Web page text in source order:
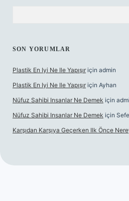
SON YORUMLAR
Plastik En Iyi Ne Ile Yapışır için admin
Plastik En Iyi Ne Ile Yapışır için Ayhan
Nüfuz Sahibi Insanlar Ne Demek için
Nüfuz Sahibi Insanlar Ne Demek için
Karşıdan Karşıya Geçerken Ilk Önce